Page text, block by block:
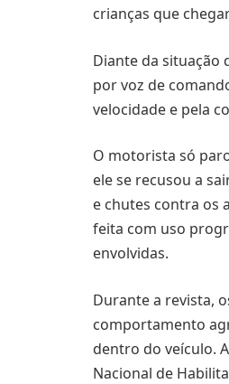
crianças que
Diante da situação
por voz de
velocidade e pela
O motorista só
ele se recusou a
e chutes contra os
feita com uso
envolvidas.
Durante a revista,
comportamento
dentro do veículo.
Nacional de